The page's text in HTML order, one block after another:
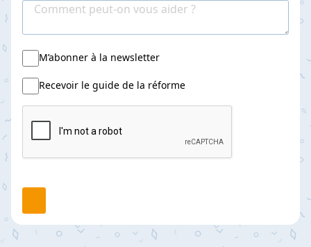
M’abonner à la newsletter
Recevoir le guide de la réforme